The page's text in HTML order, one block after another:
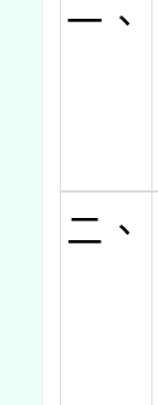
一、
二、